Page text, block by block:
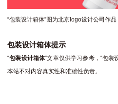
“包装设计箱体”图为北京logo设计公司作品
包装设计箱体提示
“包装设计箱体”文章仅供学习参考，“包装
本站不对内容真实性和准确性负责。